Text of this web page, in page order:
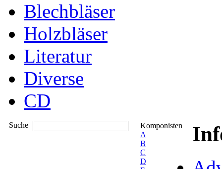
Blechbläser
Holzbläser
Literatur
Diverse
CD
Suche
Komponisten
A
B
C
D